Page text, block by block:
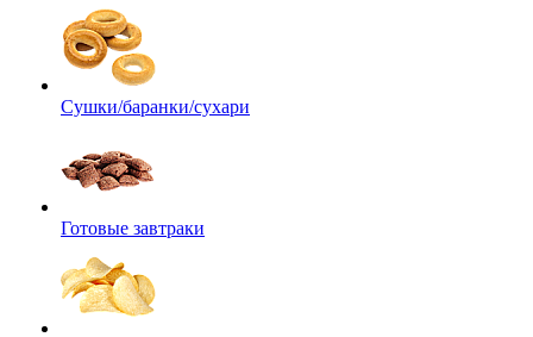
Сушки/баранки/сухари
Готовые завтраки